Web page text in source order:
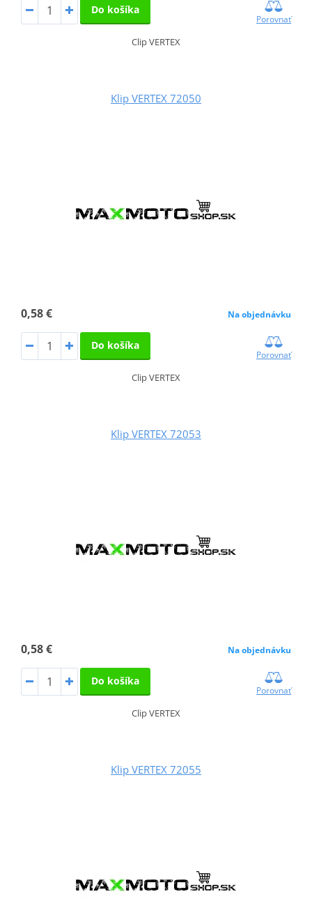
Do košíka
Porovnať
Clip VERTEX
Klip VERTEX 72050
0,58 € Na objednávku
Do košíka
Porovnať
Clip VERTEX
Klip VERTEX 72053
0,58 € Na objednávku
Do košíka
Porovnať
Clip VERTEX
Klip VERTEX 72055